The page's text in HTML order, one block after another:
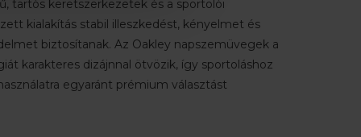
tartós keretszerkezetek és a sportolói
kialakítás stabil illeszkedést, kényelmet és
biztosítanak. Az Oakley napszemüvegek a
karakteres dizájnnal ötvözik, így sportoláshoz
egyaránt prémium választást